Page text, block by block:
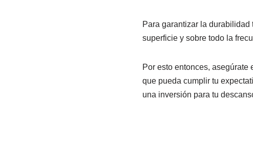
Para garantizar la
superficie y sobre todo la
Por esto entonces,
que pueda cumplir tu
una inversión para tu